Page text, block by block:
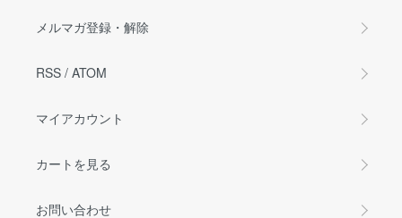
メルマガ登録・解除
RSS / ATOM
マイアカウント
カートを見る
お問い合わせ